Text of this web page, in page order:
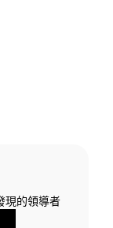
現的領導者